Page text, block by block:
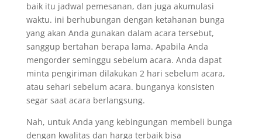
baik itu jadwal pemesanan, dan juga akumulasi
waktu. ini berhubungan dengan ketahanan bunga
yang akan Anda gunakan dalam acara tersebut,
sanggup bertahan berapa lama. Apabila Anda
mengorder seminggu sebelum acara. Anda dapat
minta pengiriman dilakukan 2 hari sebelum acara,
atau sehari sebelum acara. bunganya konsisten
segar saat acara berlangsung.
Nah, untuk Anda yang kebingungan membeli bunga
dengan kwalitas dan harga terbaik bisa